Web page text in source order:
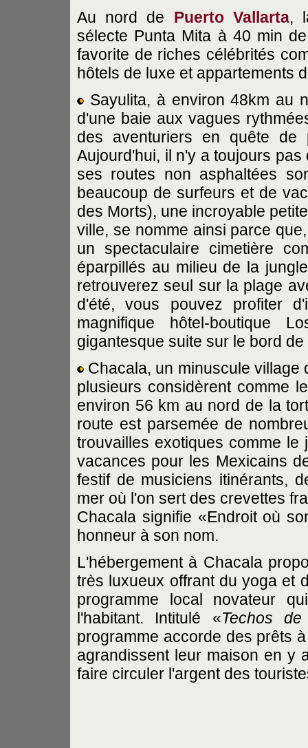
Au nord de Puerto Vallarta,
sélecte Punta Mita à 40 min
favorite de riches célébrités
hôtels de luxe et appartements
Sayulita, à environ 48km au
d'une baie aux vagues
des aventuriers en quête
Aujourd'hui, il n'y a toujours
ses routes non asphaltées
beaucoup de surfeurs et de
des Morts), une incroyable
ville, se nomme ainsi parce
un spectaculaire cimetière
éparpillés au milieu de la
retrouverez seul sur la plage
d'été, vous pouvez profiter
magnifique hôtel-boutique
gigantesque suite sur le bord
Chacala, un minuscule village
plusieurs considèrent comme
environ 56 km au nord de la
route est parsemée de
trouvailles exotiques comme le
vacances pour les Mexicains
festif de musiciens itinérants,
mer où l'on sert des crevettes
Chacala signifie «Endroit où
honneur à son nom.
L'hébergement à Chacala
très luxueux offrant du yoga et
programme local novateur
l'habitant. Intitulé «Techos
programme accorde des prêts
agrandissent leur maison en y
faire circuler l'argent des